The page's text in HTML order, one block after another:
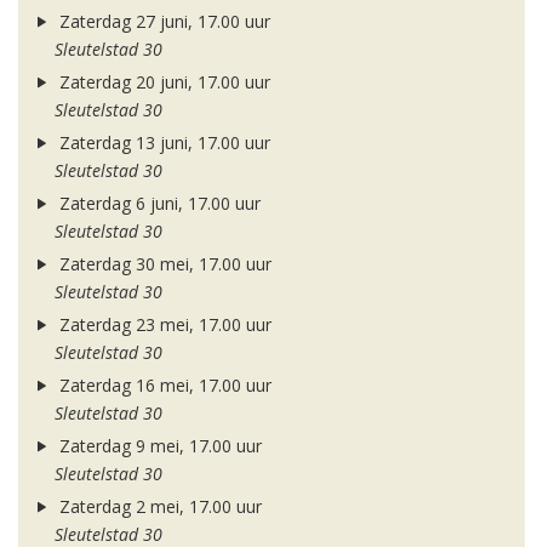
Zaterdag 27 juni, 17.00 uur
Sleutelstad 30
Zaterdag 20 juni, 17.00 uur
Sleutelstad 30
Zaterdag 13 juni, 17.00 uur
Sleutelstad 30
Zaterdag 6 juni, 17.00 uur
Sleutelstad 30
Zaterdag 30 mei, 17.00 uur
Sleutelstad 30
Zaterdag 23 mei, 17.00 uur
Sleutelstad 30
Zaterdag 16 mei, 17.00 uur
Sleutelstad 30
Zaterdag 9 mei, 17.00 uur
Sleutelstad 30
Zaterdag 2 mei, 17.00 uur
Sleutelstad 30